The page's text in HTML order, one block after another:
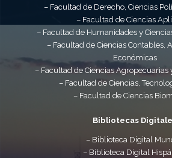
– Facultad de Derecho, Ciencias
– Facultad de Ciencias
– Facultad de Humanidades y
– Facultad de Ciencias Contables,
Económicas
– Facultad de Ciencias Agropecuarias
– Facultad de Ciencias,
– Facultad de Ciencias
Bibliotecas
– Biblioteca Digital
– Biblioteca Digital